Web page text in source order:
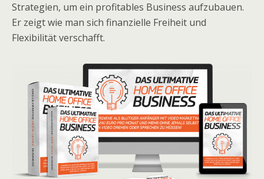
Strategien, um ein profitables Business aufzubauen.
Er zeigt wie man sich finanzielle Freiheit und
Flexibilität verschafft.